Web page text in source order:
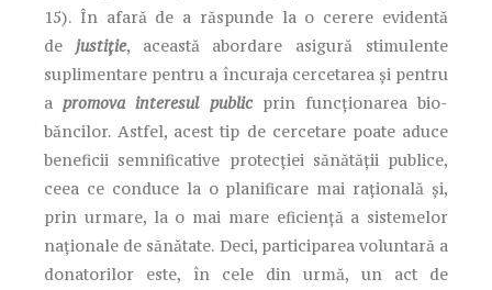
15). În afară de a răspunde la o cerere evidentă
de justiție, această abordare asigură stimulente
suplimentare pentru a încuraja cercetarea și pentru
a promova interesul publicprin funcționarea bio-
băncilor. Astfel, acest tip de cercetare poate aduce
beneficii semnificative protecției sănătății publice,
ceea ce conduce la o planificare mai rațională și,
prin urmare, la o mai mare eficiență a sistemelor
naționale de sănătate. Deci, participarea voluntară a
donatorilor este, în cele din urmă, un act de